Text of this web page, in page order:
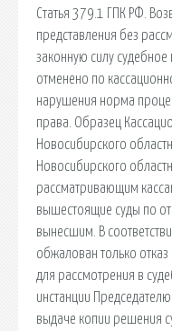
Статья 379.1 ГПК РФ.
представления без
законную силу
отменено по
нарушения норма
права. Образец
Новосибирского
Новосибирского
рассматривающим
вышестоящие суды по
вынесшим. В
обжалован только
для рассмотрения в
инстанции
выдаче копии решения